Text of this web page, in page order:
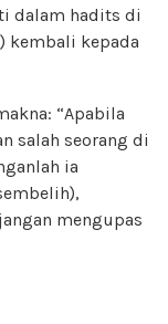
dalam hadits di
kembali kepada
“Apabila
salah seorang di
ia
mengupas